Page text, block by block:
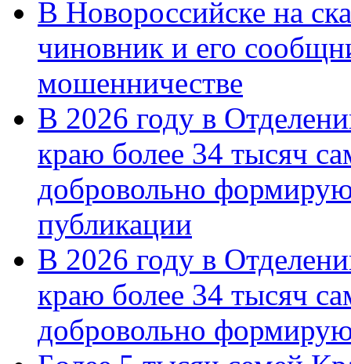
В Новороссийске на
чиновник и его
мошенничестве
В 2026 году в
краю более 34 тысяч
добровольно
публикации
В 2026 году в
краю более 34 тысяч
добровольно